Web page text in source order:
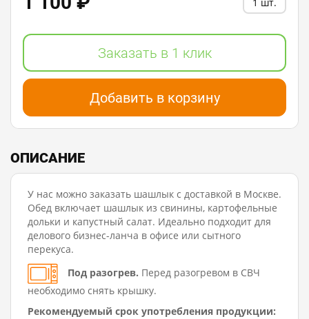
Заказать в 1 клик
Добавить в корзину
ОПИСАНИЕ
У нас можно заказать шашлык с доставкой в Москве.
Обед включает шашлык из свинины, картофельные
дольки и капустный салат. Идеально подходит для
делового бизнес-ланча в офисе или сытного
перекуса.
Под разогрев. Перед разогревом в СВЧ
необходимо снять крышку.
Рекомендуемый срок употребления продукции: